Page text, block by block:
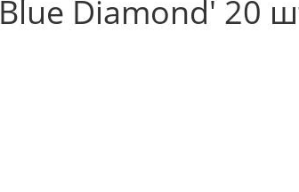
Diamond' 20